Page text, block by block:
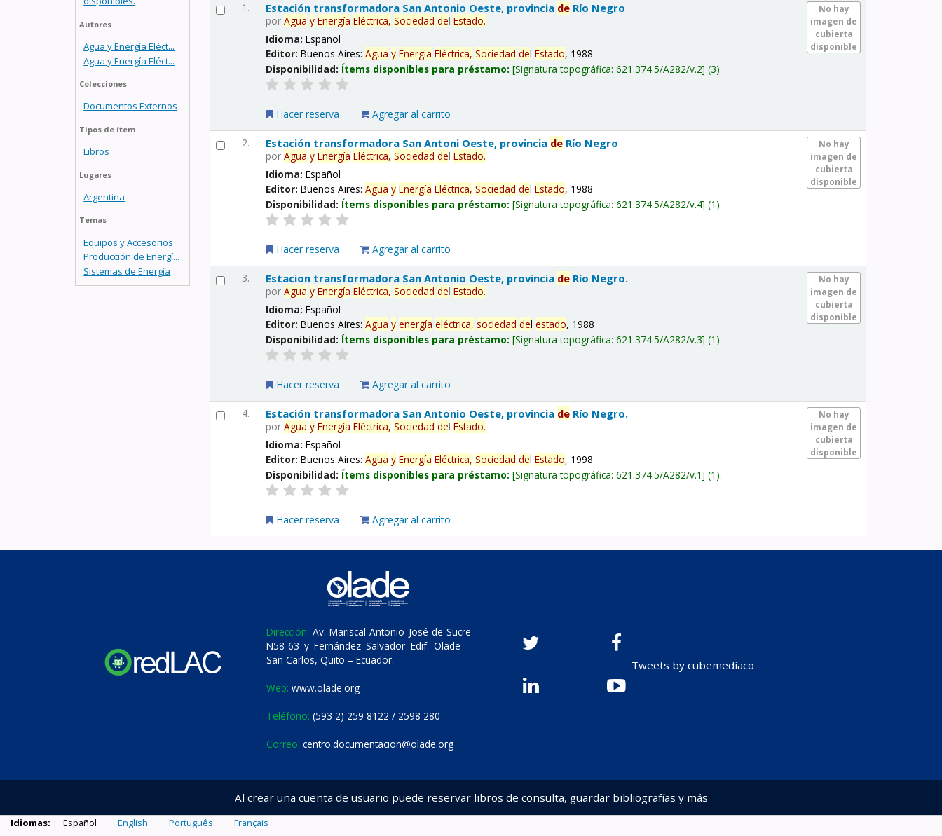
Autores
Agua y Energía Eléct...
Agua y Energía Eléct...
Colecciones
Documentos Externos
Tipos de ítem
Libros
Lugares
Argentina
Temas
Equipos y Accesorios
Producción de Energí...
Sistemas de Energía
1.
No hay
imagen de
cubierta
disponible
Estación transformadora San Antonio Oeste, provincia de Río Negro
porAgua y Energía Eléctrica, Sociedad delEstado.
Idioma:Español
Editor:Buenos Aires:Agua y Energía Eléctrica, Sociedad delEstado, 1988
Disponibilidad: Ítems disponibles para préstamo: Signatura topográfica:621.374.5/A282/v.2 (3).
Hacer reserva Agregar al carrito
2.
No hay
imagen de
cubierta
disponible
Estación transformadora San Antoni Oeste, provincia de Río Negro
porAgua y Energía Eléctrica, Sociedad delEstado.
Idioma:Español
Editor:Buenos Aires:Agua y Energía Eléctrica, Sociedad delEstado, 1988
Disponibilidad: Ítems disponibles para préstamo: Signatura topográfica:621.374.5/A282/v.4 (1).
Hacer reserva Agregar al carrito
3.
No hay
imagen de
cubierta
disponible
Estacion transformadora San Antonio Oeste, provincia de Río Negro.
porAgua y Energía Eléctrica, Sociedad delEstado.
Idioma:Español
Editor:Buenos Aires:Agua y energía eléctrica, sociedad delestado, 1988
Disponibilidad: Ítems disponibles para préstamo: Signatura topográfica:621.374.5/A282/v.3 (1).
Hacer reserva Agregar al carrito
4.
No hay
imagen de
cubierta
disponible
Estación transformadora San Antonio Oeste, provincia de Río Negro.
porAgua y Energía Eléctrica, Sociedad delEstado.
Idioma:Español
Editor:Buenos Aires:Agua y Energía Eléctrica, Sociedad delEstado, 1998
Disponibilidad: Ítems disponibles para préstamo: Signatura topográfica:621.374.5/A282/v.1 (1).
Hacer reserva Agregar al carrito
Dirección: Av. Mariscal Antonio José de Sucre
N58-63 y Fernández Salvador Edif. Olade –
San Carlos, Quito – Ecuador.
Web: www.olade.org
Teléfono: (593 2) 259 8122 / 2598 280
Correo: centro.documentacion@olade.org
Tweets by cubemediaco
Al crear una cuenta de usuario puede reservar libros de consulta, guardar bibliografías y más
Idiomas: Español English Português Français